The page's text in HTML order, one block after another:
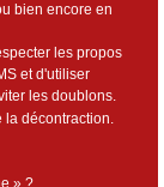
bien encore en
les propos
et d'utiliser
les doublons.
la décontraction.
» ?